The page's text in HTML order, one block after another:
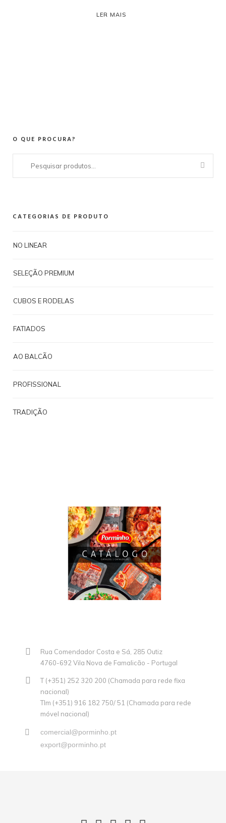
LER MAIS
O QUE PROCURA?
CATEGORIAS DE PRODUTO
NO LINEAR
SELEÇÃO PREMIUM
CUBOS E RODELAS
FATIADOS
AO BALCÃO
PROFISSIONAL
TRADIÇÃO
Rua Comendador Costa e Sá, 285 Outiz
4760-692 Vila Nova de Famalicão - Portugal
T (+351) 252 320 200 (Chamada para rede fixa
nacional)
Tlm (+351) 916 182 750/ 51 (Chamada para rede
móvel nacional)
comercial@porminho.pt
export@porminho.pt